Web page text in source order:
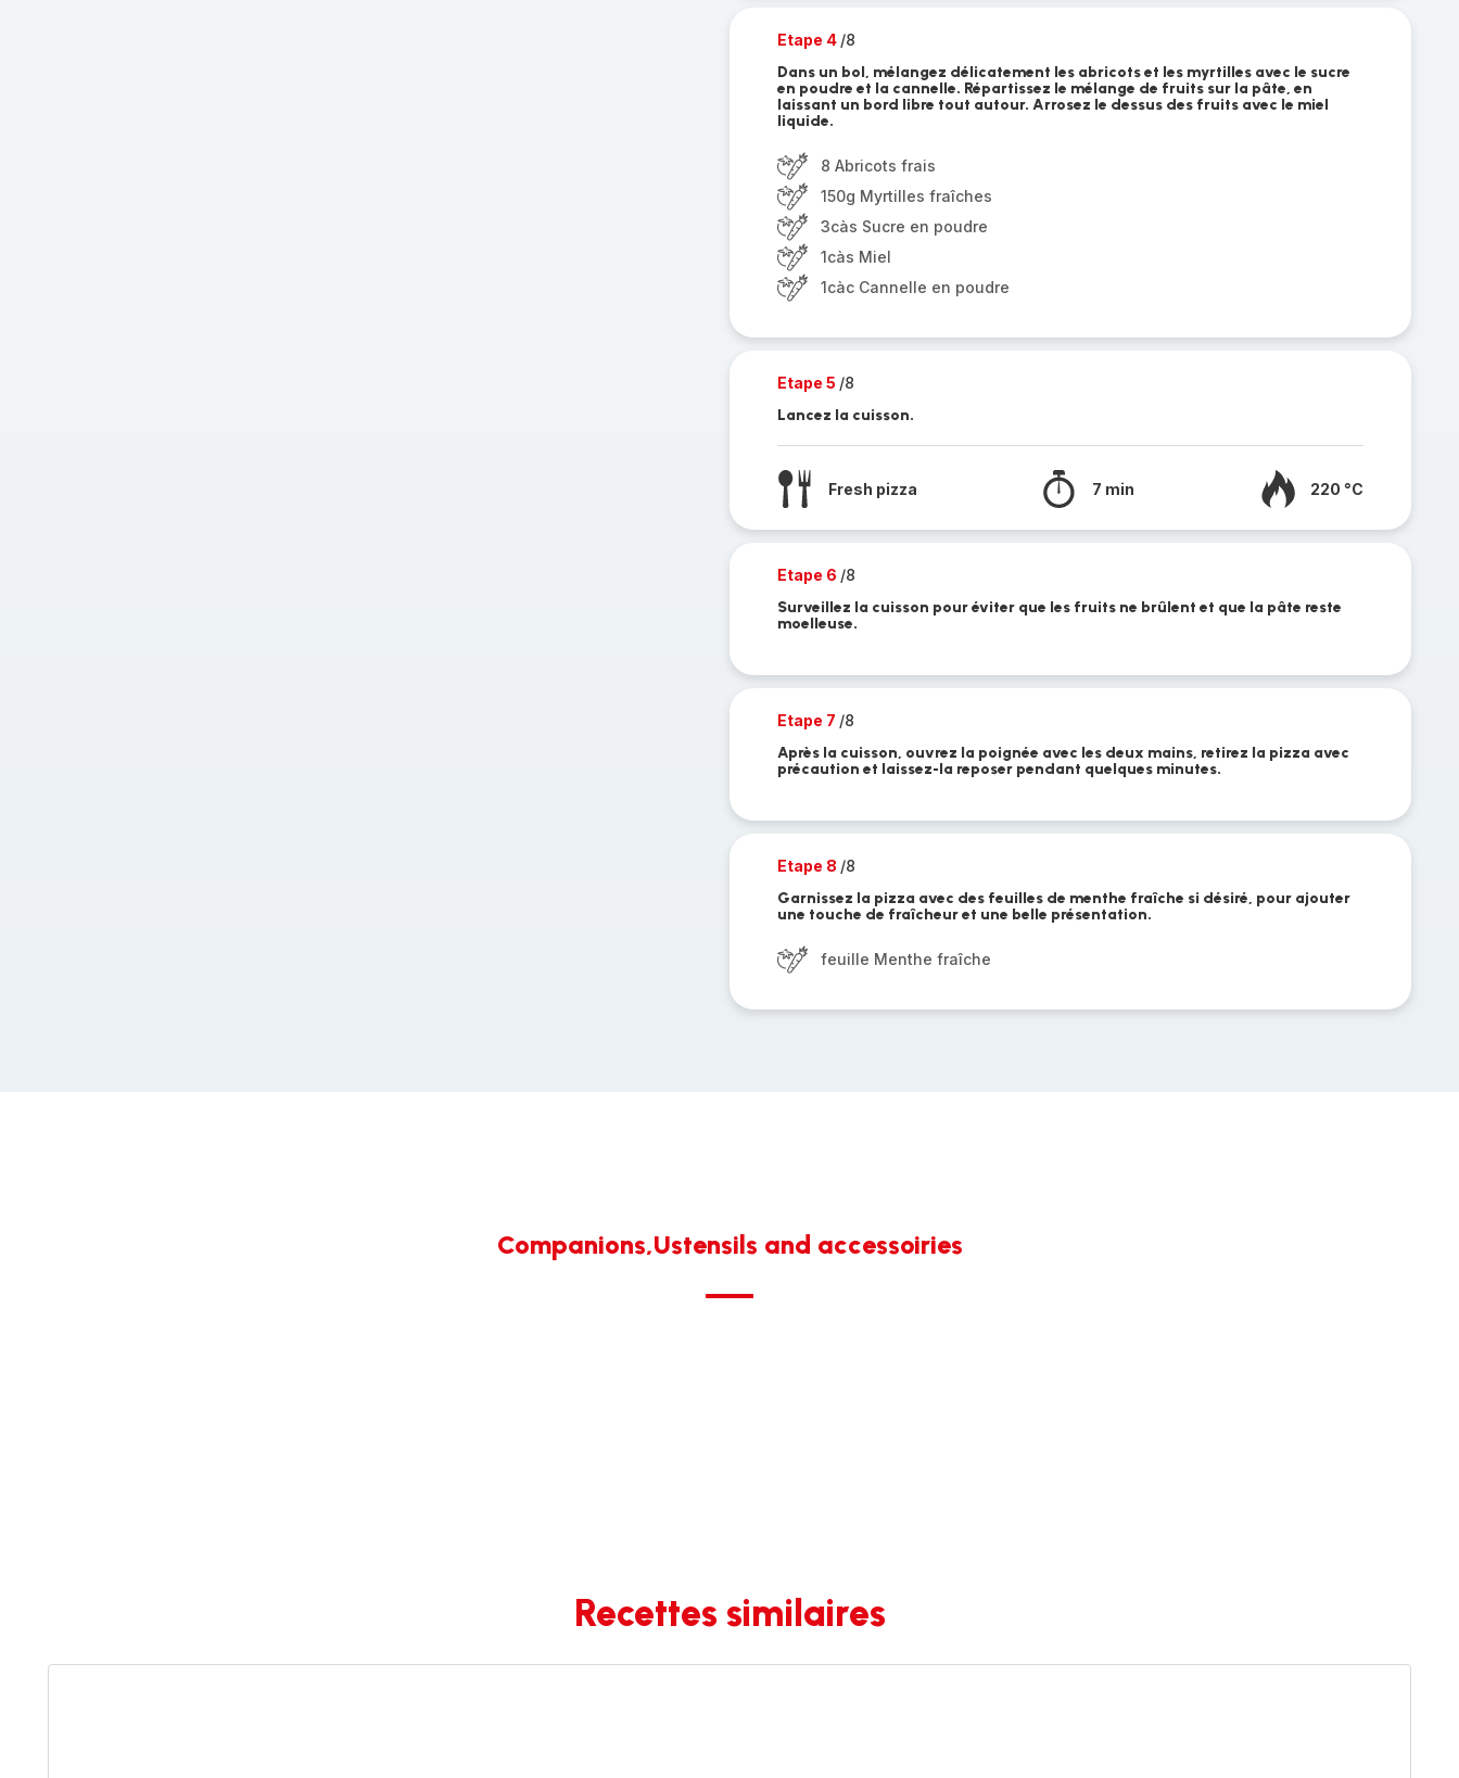
Etape 4 /8
Dans un bol, mélangez délicatement les abricots et les myrtilles avec le sucre
en poudre et la cannelle. Répartissez le mélange de fruits sur la pâte, en
laissant un bord libre tout autour. Arrosez le dessus des fruits avec le miel
liquide.
8 Abricots frais
150g Myrtilles fraîches
3càs Sucre en poudre
1càs Miel
1càc Cannelle en poudre
Etape 5 /8
Lancez la cuisson.
Fresh pizza 7 min 220 °C
Etape 6 /8
Surveillez la cuisson pour éviter que les fruits ne brûlent et que la pâte reste
moelleuse.
Etape 7 /8
Après la cuisson, ouvrez la poignée avec les deux mains, retirez la pizza avec
précaution et laissez-la reposer pendant quelques minutes.
Etape 8 /8
Garnissez la pizza avec des feuilles de menthe fraîche si désiré, pour ajouter
une touche de fraîcheur et une belle présentation.
feuille Menthe fraîche
Companions,Ustensils and accessoiries
Recettes similaires